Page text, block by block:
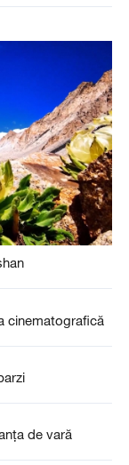
cinematografică
de vară